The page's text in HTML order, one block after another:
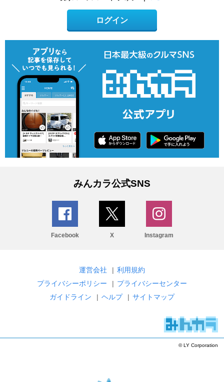
ログイン
みんカラ公式SNS
Facebook X Instagram
運営会社 | 利用規約
プライバシーポリシー
| プライバシーセンター
ガイドライン
| ヘルプ | サイトマップ
© LY Corporation